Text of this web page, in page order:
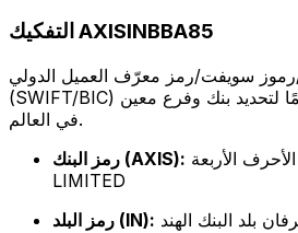
التفكيك AXISINBBA85
سويفت/رمز معرّف العميل الدولي
(SWIFT/BIC) من 8 إلى 11 حرفًا ورقمًا لتحديد بنك وفرع معين
في العالم.
رمز البنك (AXIS):
LIMITED
رمز البلد (IN):